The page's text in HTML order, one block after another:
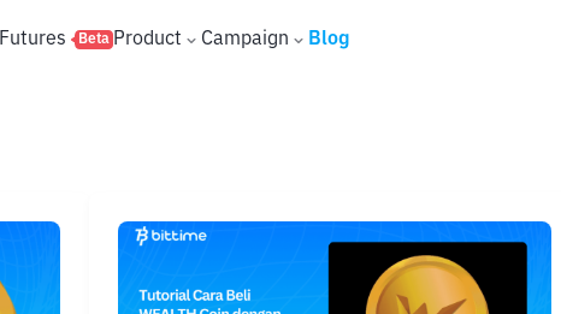
Futures Beta Product Campaign Blog